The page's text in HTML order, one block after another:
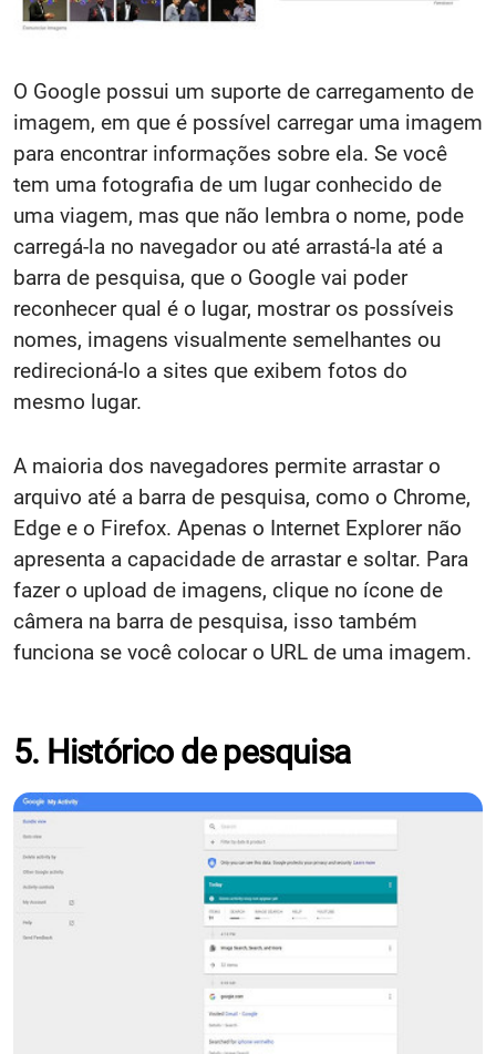
O Google possui um suporte de carregamento de
imagem, em que é possível carregar uma imagem
para encontrar informações sobre ela. Se você
tem uma fotografia de um lugar conhecido de
uma viagem, mas que não lembra o nome, pode
carregá-la no navegador ou até arrastá-la até a
barra de pesquisa, que o Google vai poder
reconhecer qual é o lugar, mostrar os possíveis
nomes, imagens visualmente semelhantes ou
redirecioná-lo a sites que exibem fotos do
mesmo lugar.
A maioria dos navegadores permite arrastar o
arquivo até a barra de pesquisa, como o Chrome,
Edge e o Firefox. Apenas o Internet Explorer não
apresenta a capacidade de arrastar e soltar. Para
fazer o upload de imagens, clique no ícone de
câmera na barra de pesquisa, isso também
funciona se você colocar o URL de uma imagem.
5. Histórico de pesquisa